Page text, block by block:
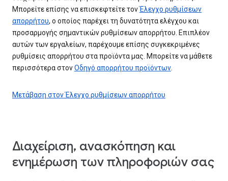
Μπορείτε επίσης να επισκεφτείτε τονΈλεγχο ρυθμίσεων
απορρήτου, ο οποίος παρέχει τη δυνατότητα ελέγχου και
προσαρμογής σημαντικών ρυθμίσεων απορρήτου. Επιπλέον
αυτών των εργαλείων, παρέχουμε επίσης συγκεκριμένες
ρυθμίσεις απορρήτου στα προϊόντα μας. Μπορείτε να μάθετε
περισσότερα στονΟδηγό απορρήτου προϊόντων
Μετάβαση στον Έλεγχο ρυθμίσεων απορρήτου
Διαχείριση, ανασκόπηση και
ενημέρωση των πληροφοριών σας